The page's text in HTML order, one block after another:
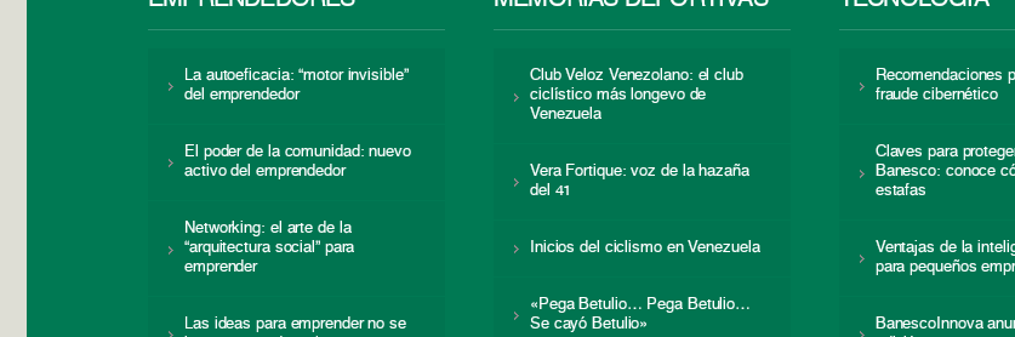
La autoeficacia: “motor invisible”
del emprendedor
El poder de la comunidad: nuevo
activo del emprendedor
Networking: el arte de la
“arquitectura social” para
emprender
Las ideas para emprender no se
Club Veloz Venezolano: el club
ciclístico más longevo de
Venezuela
Vera Fortique: voz de la hazaña
del 41
Inicios del ciclismo en Venezuela
«Pega Betulio… Pega Betulio…
Se cayó Betulio»
Recomendaciones
fraude cibernético
Claves para
Banesco: conoce
estafas
Ventajas de la
para pequeños
BanescoInnova